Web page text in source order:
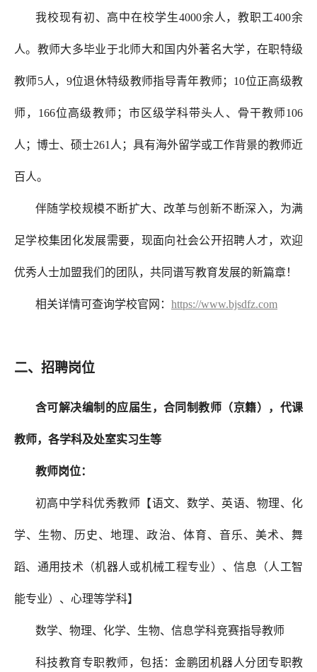
我校现有初、高中在校学生4000余人，教职工400余
人。教师大多毕业于北师大和国内外著名大学，在职特级
教师5人，9位退休特级教师指导青年教师；10位正高级教
师，166位高级教师；市区级学科带头人、骨干教师106
人；博士、硕士261人；具有海外留学或工作背景的教师近
百人。
伴随学校规模不断扩大、改革与创新不断深入，为满
足学校集团化发展需要，现面向社会公开招聘人才，欢迎
优秀人士加盟我们的团队，共同谱写教育发展的新篇章！
相关详情可查询学校官网： https://www.bjsdfz.com
二、招聘岗位
含可解决编制的应届生 ，合同制教师 （京籍）， 代课
教师， 各学科及处室实习生等
教师岗位：
初高中学科优秀教师【语文、数学、英语、物理、化
学、生物、历史、地理、政治、体育、音乐、美术、舞
蹈、通用技术（机器人或机械工程专业）、信息（人工智
能专业）、心理等学科】
数学、物理、化学、生物、信息学科竞赛指导教师
科技教育专职教师，包括：金鹏团机器人分团专职教